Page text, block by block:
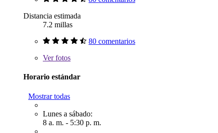
Distancia estimada
7.2 millas
80 comentarios
Verfotos
Horario estándar
Mostrar todas
Lunes a sábado:
8 a. m. - 5:30 p. m.